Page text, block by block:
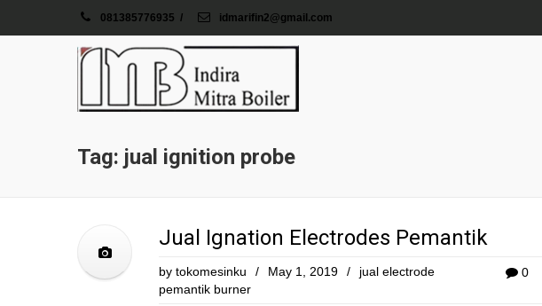
081385776935 / idmarifin2@gmail.com
Tag: jual ignition probe
Jual Ignation Electrodes Pemantik
0
by tokomesinku / May 1, 2019 /
jual electrode
pemantik burner